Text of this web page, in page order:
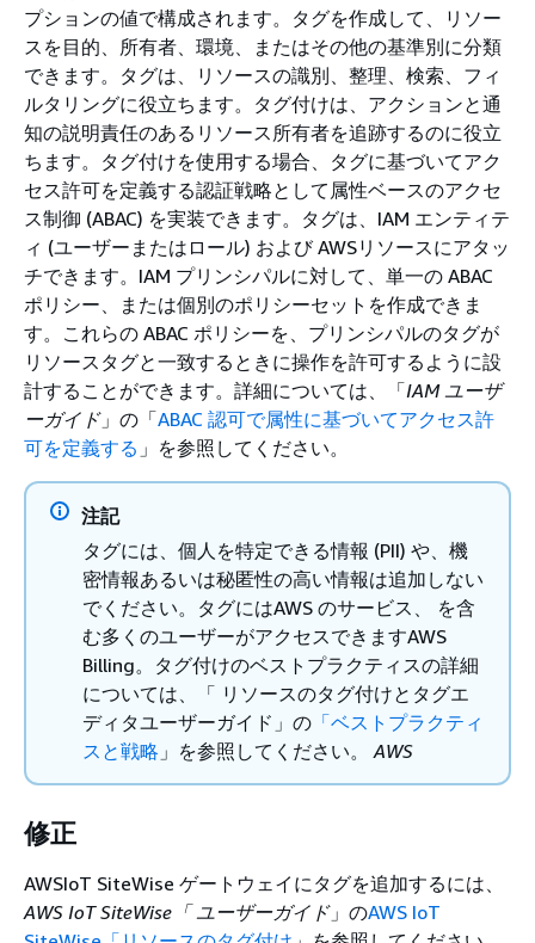
プションの値で構成されます。タグを作成して、リソー
スを目的、所有者、環境、またはその他の基準別に分類
できます。タグは、リソースの識別、整理、検索、フィ
ルタリングに役立ちます。タグ付けは、アクションと通
知の説明責任のあるリソース所有者を追跡するのに役立
ちます。タグ付けを使用する場合、タグに基づいてアク
セス許可を定義する認証戦略として属性ベースのアクセ
ス制御 (ABAC) を実装できます。タグは、IAM エンティテ
ィ (ユーザーまたはロール) および AWSリソースにアタッ
チできます。IAM プリンシパルに対して、単一の ABAC
ポリシー、または個別のポリシーセットを作成できま
す。これらの ABAC ポリシーを、プリンシパルのタグが
リソースタグと一致するときに操作を許可するように設
計することができます。詳細については、「IAM ユーザ
ーガイド」の「ABAC 認可で属性に基づいてアクセス許
可を定義する 」を参照してください。
注記
タグには、個人を特定できる情報 (PII) や、機
密情報あるいは秘匿性の高い情報は追加しない
でください。タグにはAWS のサービス、 を含
む多くのユーザーがアクセスできますAWS
Billing。タグ付けのベストプラクティスの詳細
については、「 リソースのタグ付けとタグエ
ディタユーザーガイド」の 「ベストプラクティ
スと戦略 」を参照してください。 AWS
修正
AWSIoT SiteWise ゲートウェイにタグを追加するには、
AWS IoT SiteWise「 ユーザーガイド」のAWS IoT